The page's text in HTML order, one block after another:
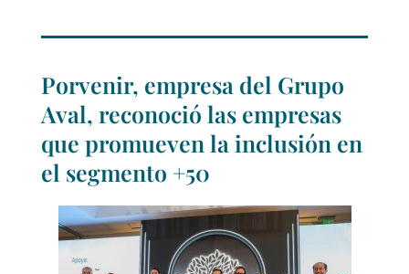
Porvenir, empresa del Grupo
Aval, reconoció las empresas
que promueven la inclusión en
el segmento +50